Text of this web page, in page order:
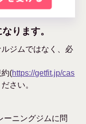
ります。
ジムではなく、必
(https://getfit.jp/cas
さい。
ーニングジムに問